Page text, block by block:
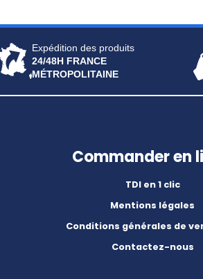
Expédition des produits
24/48H FRANCE
MÉTROPOLITAINE
Commander en
TDI en 1 clic
Mentions légales
Conditions générales de
Contactez-nous